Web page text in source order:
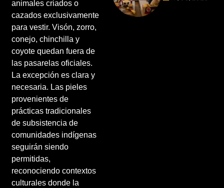
animales criados o
cazados exclusivamente
para vestir. Visón, zorro,
conejo, chinchilla y
coyote quedan fuera de
las pasarelas oficiales.
La excepción es clara y
necesaria. Las pieles
provenientes de
prácticas tradicionales
de subsistencia de
comunidades indígenas
seguirán siendo
permitidas,
reconociendo contextos
culturales donde la
2026 vuelve